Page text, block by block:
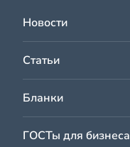
Новости
Статьи
Бланки
ГОСТы для бизнеса